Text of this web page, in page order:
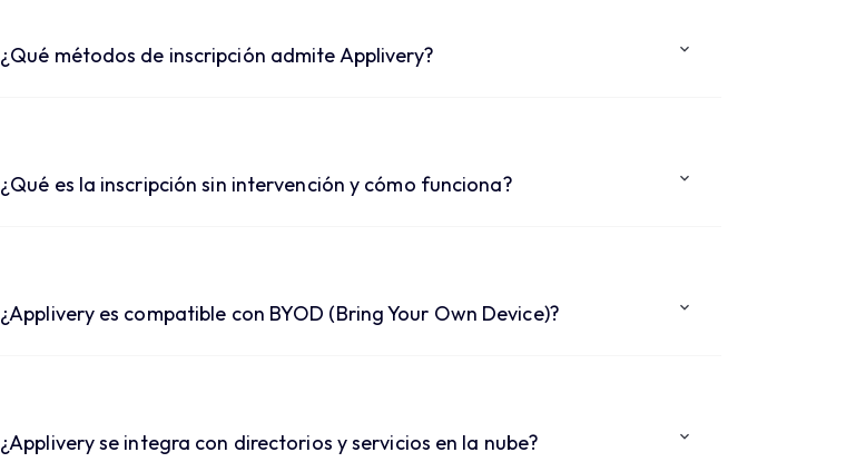
¿Qué métodos de inscripción admite Applivery?
¿Qué es la inscripción sin intervención y cómo funciona?
¿Applivery es compatible con BYOD (Bring Your Own Device)?
¿Applivery se integra con directorios y servicios en la nube?